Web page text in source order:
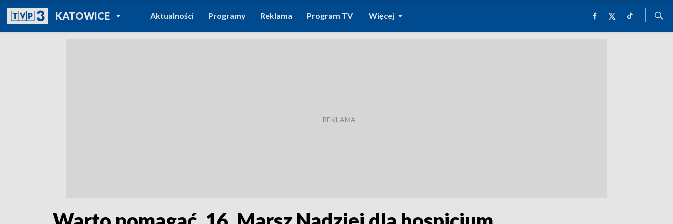
KATOWICEPOWRÓT DO
TVP REGIONY
Aktualności Programy Reklama Program TV Więcej